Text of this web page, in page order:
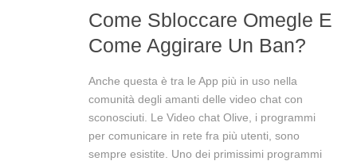
Come Sbloccare Omegle E
Come Aggirare Un Ban?
Anche questa è tra le App più in uso nella
comunità degli amanti delle video chat con
sconosciuti. Le Video chat Olive, i programmi
per comunicare in rete fra più utenti, sono
sempre esistite. Uno dei primissimi programmi